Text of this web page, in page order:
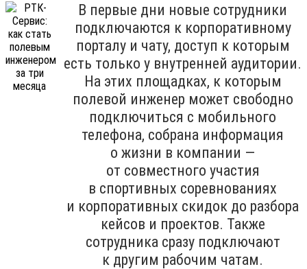
В первые дни новые сотрудники
подключаются к корпоративному
порталу и чату, доступ к которым
есть только у внутренней аудитории.
На этих площадках, к которым
полевой инженер может свободно
подключиться с мобильного
телефона, собрана информация
о жизни в компании —
от совместного участия
в спортивных соревнованиях
и корпоративных скидок до разбора
кейсов и проектов. Также
сотрудника сразу подключают
к другим рабочим чатам.